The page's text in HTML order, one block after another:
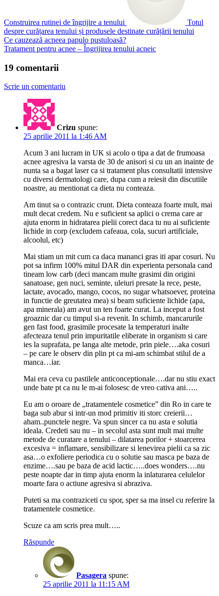
Construirea rutinei de îngrijire a tenului
Totul
despre curățarea tenului și produsele destinate curățării tenului
Ce cauzează acneea papulo pustuloasă?
Tratament pentru acnee – Îngrijirea tenului acneic
19 comentarii
Scrie un comentariu
Crizu spune:
25 aprilie 2011 la 1:46 AM
Acum 3 ani lucram in UK si acolo o tipa a dat de frumoasa
acnee agresiva la varsta de 30 de anisori si cu un an inainte de
nunta sa a bagat laser ca si tratament plus consultatii intensive
cu diversi dermatologi care, dupa cum a reiesit din discutiile
noastre, au mentionat ca dieta nu conteaza.
Am tinut sa o contrazic crunt. Dieta conteaza foarte mult, mai
mult decat credem. Nu e suficient sa aplici o crema care ar
ajuta enorm in hidratarea pielii corect daca tu nu ai suficiente
lichide in corp (excludem cafeaua, cola, sucuri artificiale,
alcoolul, etc)
Mai stiam un mit cum ca daca mananci gras iti apar cosuri. Nu
pot sa infirm 100% mitul DAR din experienta personala cand
tineam low carb (deci mancam multe grasimi din origini
sanatoase, gen nuci, seminte, uleiuri presate la rece, peste,
lactate, avocado, mango, cocos, no sugar whatsoever, proteina
in functie de greutatea mea) si beam suficiente lichide (apa,
apa minerala) am avut un ten foarte curat. La inceput a fost
groaznic dar cu timpul si-a revenit. In schimb, mancarurile
gen fast food, grasimile procesate la temperaturi inalte
afecteaza tenul prin impuritatile eliberate in organism si care
ies la suprafata, pe langa alte metode, prin piele….aka cosuri
– pe care le observ din plin pt ca mi-am schimbat stilul de a
manca…iar.
Mai era ceva cu pastilele anticonceptionale….dar nu stiu exact
unde bate pt ca nu le m-ai folosesc de vreo cativa ani…..
Eu am o oroare de „tratamentele cosmetice” din Ro in care te
baga sub abur si intr-un mod primitiv iti storc creierii…
aham..punctele negre. Va spun sincer ca nu asta e solutia
ideala. Credeti sau nu – in secolul asta sunt mult mai multe
metode de curatare a tenului – dilatarea porilor + stoarcerea
excesiva = inflamare, sensibilizare si lenevirea pielii ca sa zic
asa…o exfoliere periodica cu o solutie sau masca pe baza de
enzime….sau pe baza de acid lactic…..does wonders….nu
peste noapte dar in timp ajuta enorm la inlaturarea celulelor
moarte fara o actiune agresiva si abraziva.
Puteti sa ma contraziceti cu spor, sper sa ma insel cu referire la
tratamentele cosmetice.
Scuze ca am scris prea mult…..
Răspunde
Pasagera spune:
25 aprilie 2011 la 11:15 AM